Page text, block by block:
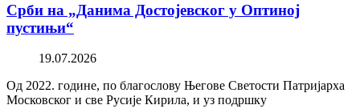
Срби на „Данима Достојевског у Оптиној
пустињи“
19.07.2026
Од 2022. године, по благослову Његове Светости Патријарха
Московског и све Русије Кирила, и уз подршку